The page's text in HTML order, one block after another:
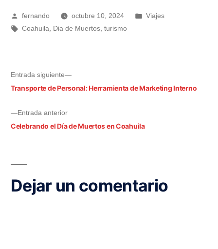
fernando octubre 10, 2024
Viajes
Coahuila, Dia de Muertos,turismo
Entrada anterior
Celebrando el Día de Muertos en Coahuila
Entrada siguiente
Transporte de Personal: Herramienta de Marketing Interno
Dejar un comentario